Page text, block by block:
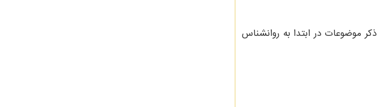
موضوعات در ابتدا به روانشناس